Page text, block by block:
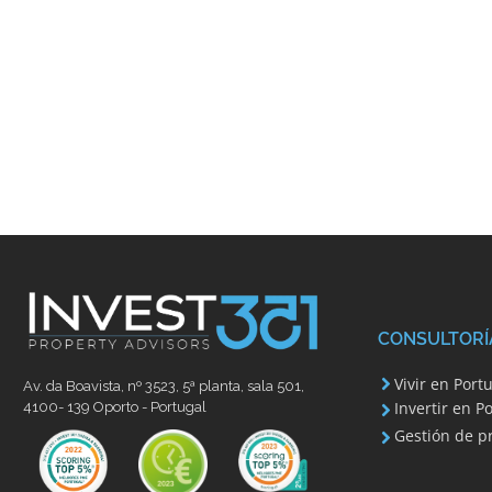
Av. da Boavista, nº 3523, 5ª planta, sala 501,
4100- 139 Oporto - Portugal
Vivir en
Invertir en
Gestión de